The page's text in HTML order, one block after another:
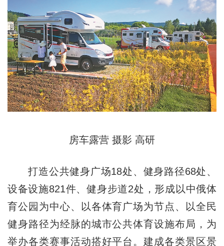
房车露营 摄影 高研
打造公共健身广场18处、健身路径68处、
设备设施821件、健身步道2处，形成以中俄体
育公园为中心、以各体育广场为节点、以全民
健身路径为经脉的城市公共体育设施布局，为
举办各类赛事活动搭好平台。建成各类景区景